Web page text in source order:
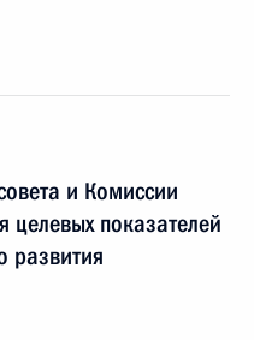
и Комиссии
целевых показателей
развития